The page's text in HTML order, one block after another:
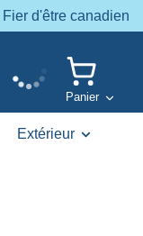
Fier d'être canadien
Panier
Extérieur